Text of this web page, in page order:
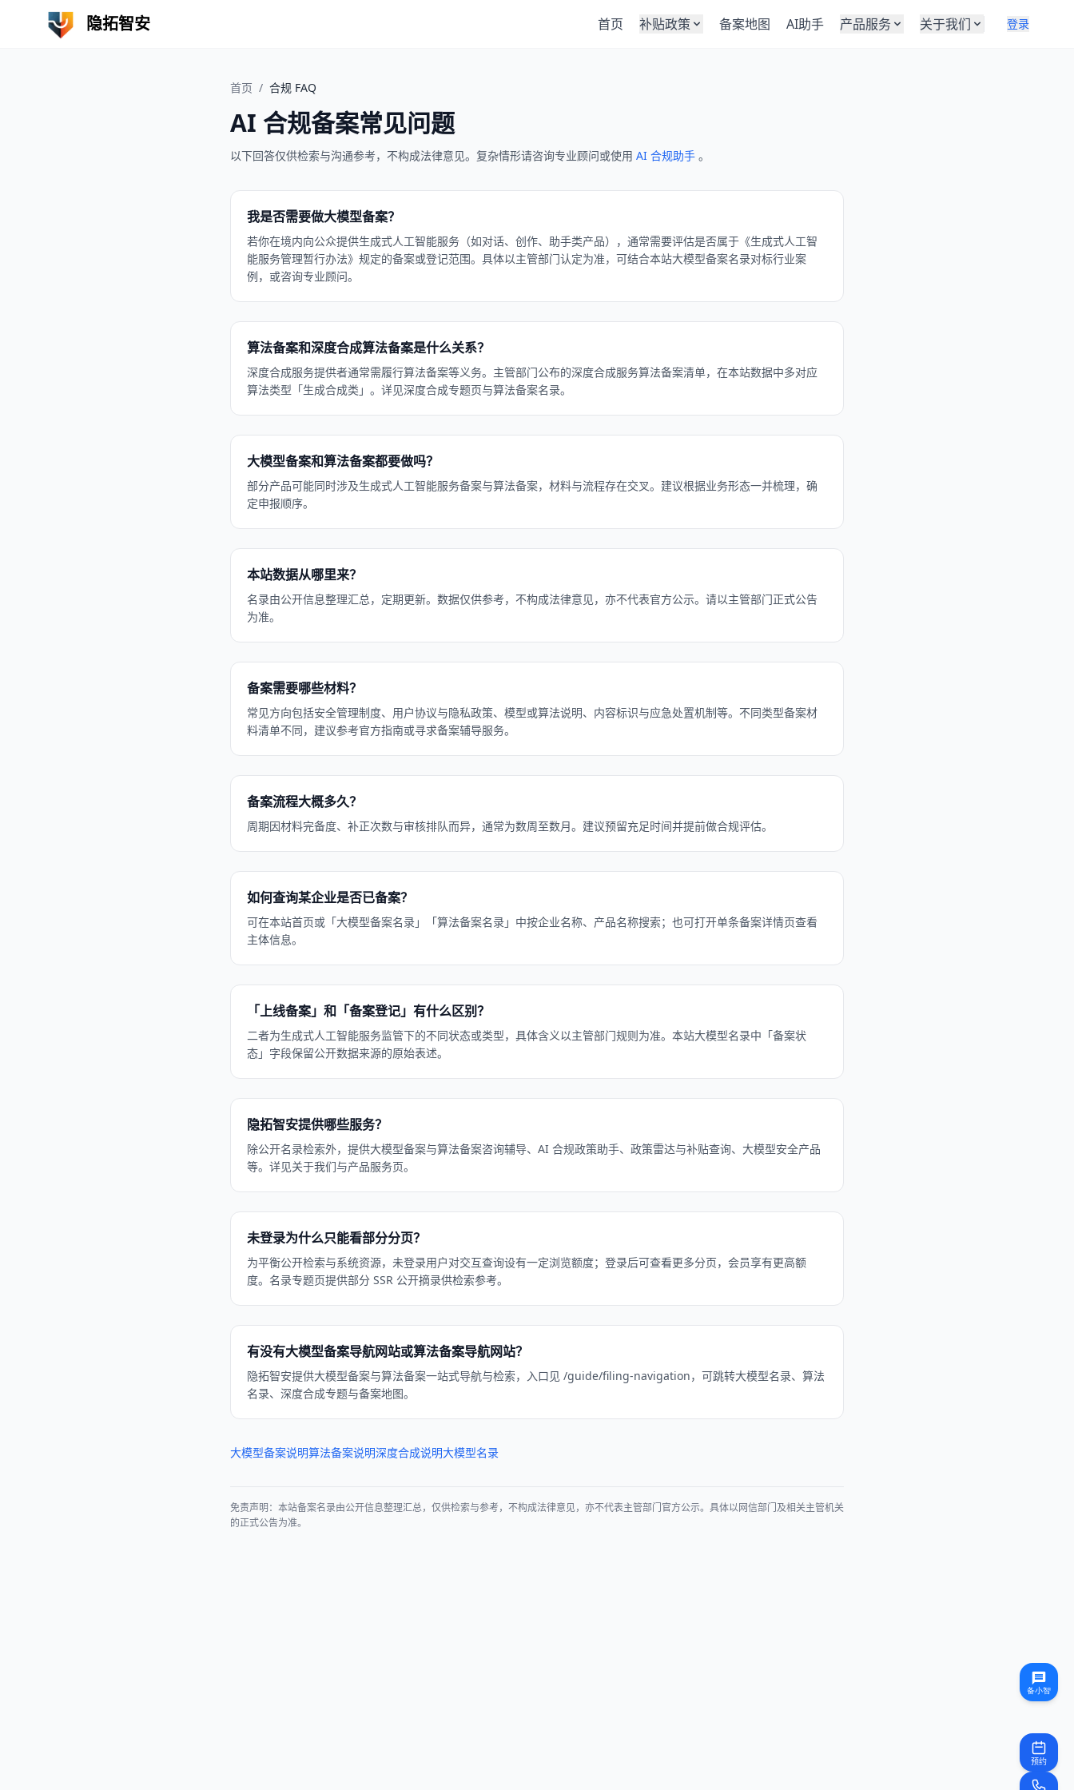
隐拓智安 首页 补贴政策 备案地图 AI助手 产品服务 关于我们 登录
首页 / 合规 FAQ
AI 合规备案常见问题
以下回答仅供检索与沟通参考，不构成法律意见。复杂情形请咨询专业顾问或使用 AI 合规助手 。
我是否需要做大模型备案？
若你在境内向公众提供生成式人工智能服务（如对话、创作、助手类产品），通常需要评估是否属于《生成式人工智
能服务管理暂行办法》规定的备案或登记范围。具体以主管部门认定为准，可结合本站大模型备案名录对标行业案
例，或咨询专业顾问。
算法备案和深度合成算法备案是什么关系？
深度合成服务提供者通常需履行算法备案等义务。主管部门公布的深度合成服务算法备案清单，在本站数据中多对应
算法类型「生成合成类」。详见深度合成专题页与算法备案名录。
大模型备案和算法备案都要做吗？
部分产品可能同时涉及生成式人工智能服务备案与算法备案，材料与流程存在交叉。建议根据业务形态一并梳理，确
定申报顺序。
本站数据从哪里来？
名录由公开信息整理汇总，定期更新。数据仅供参考，不构成法律意见，亦不代表官方公示。请以主管部门正式公告
为准。
备案需要哪些材料？
常见方向包括安全管理制度、用户协议与隐私政策、模型或算法说明、内容标识与应急处置机制等。不同类型备案材
料清单不同，建议参考官方指南或寻求备案辅导服务。
备案流程大概多久？
周期因材料完备度、补正次数与审核排队而异，通常为数周至数月。建议预留充足时间并提前做合规评估。
如何查询某企业是否已备案？
可在本站首页或「大模型备案名录」「算法备案名录」中按企业名称、产品名称搜索；也可打开单条备案详情页查看
主体信息。
「上线备案」和「备案登记」有什么区别？
二者为生成式人工智能服务监管下的不同状态或类型，具体含义以主管部门规则为准。本站大模型名录中「备案状
态」字段保留公开数据来源的原始表述。
隐拓智安提供哪些服务？
除公开名录检索外，提供大模型备案与算法备案咨询辅导、AI 合规政策助手、政策雷达与补贴查询、大模型安全产品
等。详见关于我们与产品服务页。
未登录为什么只能看部分分页？
为平衡公开检索与系统资源，未登录用户对交互查询设有一定浏览额度；登录后可查看更多分页，会员享有更高额
度。名录专题页提供部分 SSR 公开摘录供检索参考。
有没有大模型备案导航网站或算法备案导航网站？
隐拓智安提供大模型备案与算法备案一站式导航与检索，入口见 /guide/filing-navigation，可跳转大模型名录、算法
名录、深度合成专题与备案地图。
大模型备案说明算法备案说明深度合成说明大模型名录
免责声明：本站备案名录由公开信息整理汇总，仅供检索与参考，不构成法律意见，亦不代表主管部门官方公示。具体以网信部门及相关主管机关
的正式公告为准。
预约